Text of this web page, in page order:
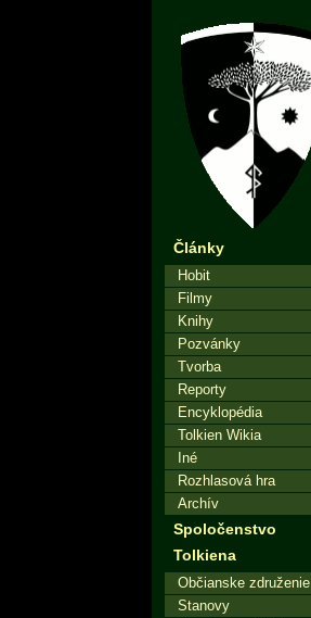
Články
Hobit
Filmy
Knihy
Pozvánky
Tvorba
Reporty
Encyklopédia
Tolkien Wikia
Iné
Rozhlasová hra
Archív
Spoločenstvo
Tolkiena
Občianske združenie
Stanovy